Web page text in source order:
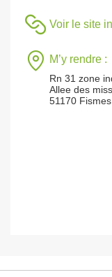
Voir le site
M’y rendre :
Rn 31 zone
Allee des
51170 Fismes